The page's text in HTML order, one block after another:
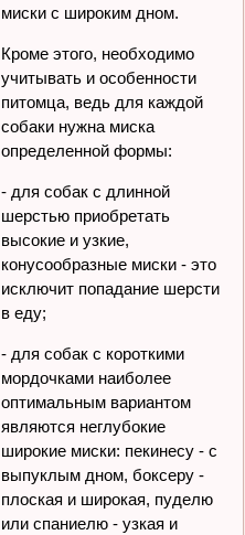
миски с широким дном.
Кроме этого, необходимо
учитывать и особенности
питомца, ведь для каждой
собаки нужна миска
определенной формы:
- для собак с длинной
шерстью приобретать
высокие и узкие,
конусообразные миски - это
исключит попадание шерсти
в еду;
- для собак с короткими
мордочками наиболее
оптимальным вариантом
являются неглубокие
широкие миски: пекинесу - с
выпуклым дном, боксеру -
плоская и широкая, пуделю
или спаниелю - узкая и